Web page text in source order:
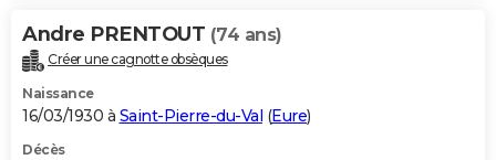
Andre PRENTOUT (74 ans)
Créer une cagnotte obsèques
Naissance
16/03/1930 à Saint-Pierre-du-Val (Eure)
Décès